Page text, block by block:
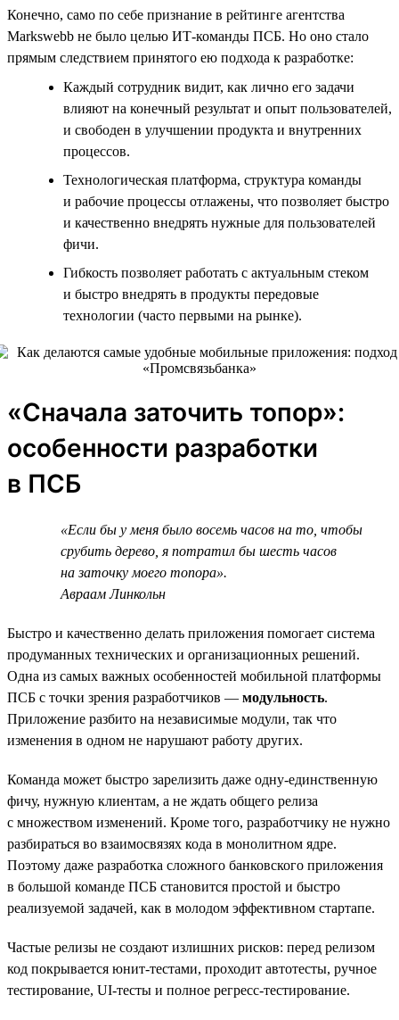
Конечно, само по себе признание в рейтинге агентства
Markswebb не было целью ИТ-команды ПСБ. Но оно стало
прямым следствием принятого ею подхода к разработке:
Каждый сотрудник видит, как лично его задачи
влияют на конечный результат и опыт пользователей,
и свободен в улучшении продукта и внутренних
процессов.
Технологическая платформа, структура команды
и рабочие процессы отлажены, что позволяет быстро
и качественно внедрять нужные для пользователей
фичи.
Гибкость позволяет работать с актуальным стеком
и быстро внедрять в продукты передовые
технологии (часто первыми на рынке).
«Сначала заточить топор»:
особенности разработки
в ПСБ
«Если бы у меня было восемь часов на то, чтобы
срубить дерево, я потратил бы шесть часов
на заточку моего топора».
Авраам Линкольн
Быстро и качественно делать приложения помогает система
продуманных технических и организационных решений.
Одна из самых важных особенностей мобильной платформы
ПСБ с точки зрения разработчиков — модульность.
Приложение разбито на независимые модули, так что
изменения в одном не нарушают работу других.
Команда может быстро зарелизить даже одну-единственную
фичу, нужную клиентам, а не ждать общего релиза
с множеством изменений. Кроме того, разработчику не нужно
разбираться во взаимосвязях кода в монолитном ядре.
Поэтому даже разработка сложного банковского приложения
в большой команде ПСБ становится простой и быстро
реализуемой задачей, как в молодом эффективном стартапе.
Частые релизы не создают излишних рисков: перед релизом
код покрывается юнит-тестами, проходит автотесты, ручное
тестирование, UI-тесты и полное регресс-тестирование.